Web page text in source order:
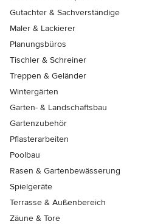
Gutachter & Sachverständige
Maler & Lackierer
Planungsbüros
Tischler & Schreiner
Treppen & Geländer
Wintergärten
Garten- & Landschaftsbau
Gartenzubehör
Pflasterarbeiten
Poolbau
Rasen & Gartenbewässerung
Spielgeräte
Terrasse & Außenbereich
Zäune & Tore